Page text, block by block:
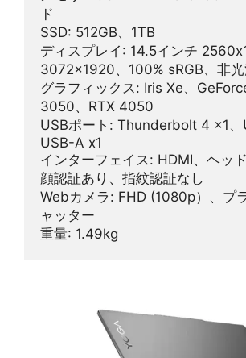
ド
SSD: 512GB、1TB
ディスプレイ: 14.5インチ
3072x1920、100% sRGB、非光
グラフィックス: Iris Xe、
3050、RTX 4050
USBポート: Thunderbolt 4 x1、
USB-A x1
インターフェイス: HDMI、ヘッ
顔認証あり、指紋認証なし
Webカメラ: FHD (1080p）、プ
ャッター
重量: 1.49kg